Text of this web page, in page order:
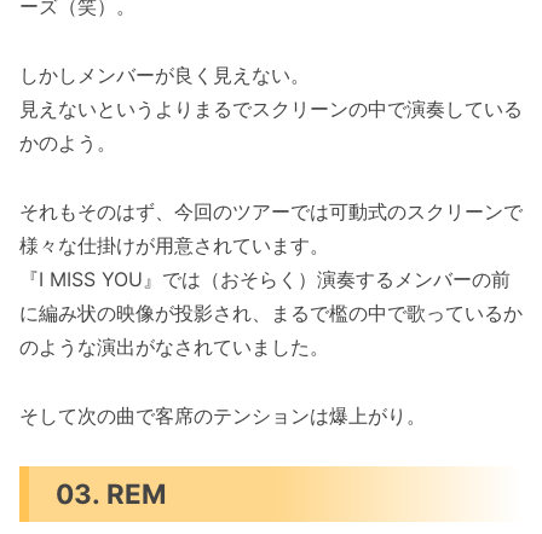
ーズ（笑）。
しかしメンバーが良く見えない。
見えないというよりまるでスクリーンの中で演奏している
かのよう。
それもそのはず、今回のツアーでは可動式のスクリーンで
様々な仕掛けが用意されています。
『I MISS YOU』では（おそらく）演奏するメンバーの前
に編み状の映像が投影され、まるで檻の中で歌っているか
のような演出がなされていました。
そして次の曲で客席のテンションは爆上がり。
03. REM